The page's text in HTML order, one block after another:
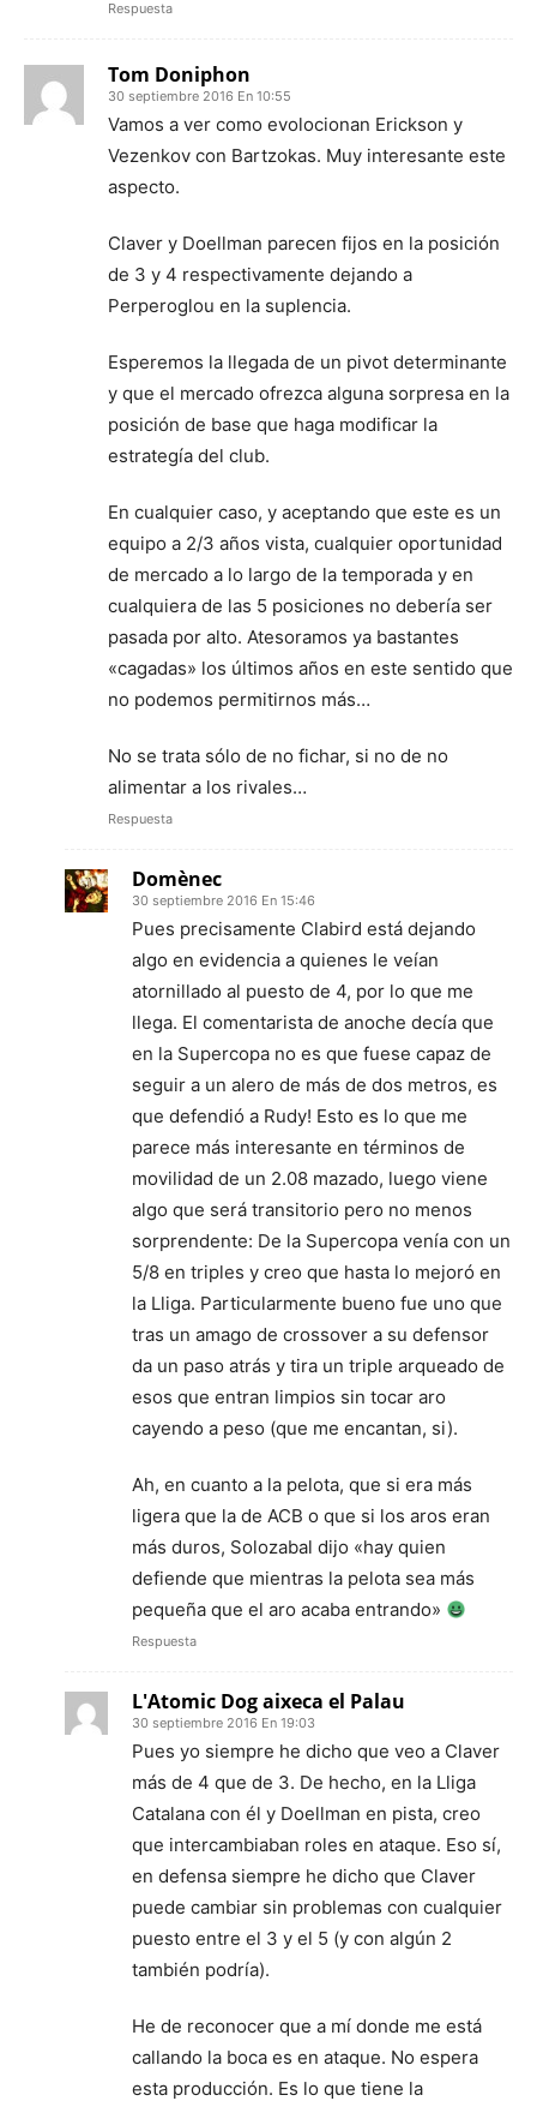
Respuesta
Tom Doniphon
30 septiembre 2016 En 10:55
Vamos a ver como evolocionan Erickson y
Vezenkov con Bartzokas. Muy interesante este
aspecto.
Claver y Doellman parecen fijos en la posición
de 3 y 4 respectivamente dejando a
Perperoglou en la suplencia.
Esperemos la llegada de un pivot determinante
y que el mercado ofrezca alguna sorpresa en la
posición de base que haga modificar la
estrategía del club.
En cualquier caso, y aceptando que este es un
equipo a 2/3 años vista, cualquier oportunidad
de mercado a lo largo de la temporada y en
cualquiera de las 5 posiciones no debería ser
pasada por alto. Atesoramos ya bastantes
«cagadas» los últimos años en este sentido que
no podemos permitirnos más…
No se trata sólo de no fichar, si no de no
alimentar a los rivales…
Respuesta
Domènec
30 septiembre 2016 En 15:46
Pues precisamente Clabird está dejando
algo en evidencia a quienes le veían
atornillado al puesto de 4, por lo que me
llega. El comentarista de anoche decía que
en la Supercopa no es que fuese capaz de
seguir a un alero de más de dos metros, es
que defendió a Rudy! Esto es lo que me
parece más interesante en términos de
movilidad de un 2.08 mazado, luego viene
algo que será transitorio pero no menos
sorprendente: De la Supercopa venía con un
5/8 en triples y creo que hasta lo mejoró en
la Lliga. Particularmente bueno fue uno que
tras un amago de crossover a su defensor
da un paso atrás y tira un triple arqueado de
esos que entran limpios sin tocar aro
cayendo a peso (que me encantan, si).
Ah, en cuanto a la pelota, que si era más
ligera que la de ACB o que si los aros eran
más duros, Solozabal dijo «hay quien
defiende que mientras la pelota sea más
pequeña que el aro acaba entrando»
Respuesta
L'Atomic Dog aixeca el Palau
30 septiembre 2016 En 19:03
Pues yo siempre he dicho que veo a Claver
más de 4 que de 3. De hecho, en la Lliga
Catalana con él y Doellman en pista, creo
que intercambiaban roles en ataque. Eso sí,
en defensa siempre he dicho que Claver
puede cambiar sin problemas con cualquier
puesto entre el 3 y el 5 (y con algún 2
también podría).
He de reconocer que a mí donde me está
callando la boca es en ataque. No espera
esta producción. Es lo que tiene la